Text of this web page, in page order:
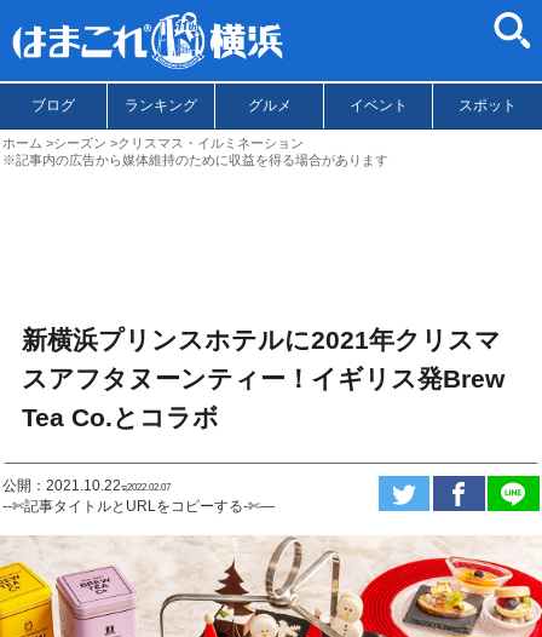
ブログ ランキング グルメ イベント スポット
ホーム シーズン
クリスマス・イルミネーション
※記事内の広告から媒体維持のために収益を得る場合があります
新横浜プリンスホテルに2021年クリスマ
スアフタヌーンティー！イギリス発Brew
Tea Co.とコラボ
公開：2021.10.22ಇ2022.02.07
--✄記事タイトルとURLをコピーする-✄—